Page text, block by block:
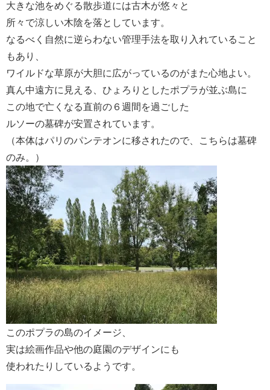
大きな池をめぐる散歩道には古木が悠々と
所々で涼しい木陰を落としています。
なるべく自然に逆らわない管理手法を取り入れていること
もあり、
ワイルドな草原が大胆に広がっているのがまた心地よい。
真ん中遠方に見える、ひょろりとしたポプラが並ぶ島に
この地で亡くなる直前の６週間を過ごした
ルソーの墓碑が安置されています。
（本体はパリのパンテオンに移されたので、こちらは墓碑
のみ。）
このポプラの島のイメージ、
実は絵画作品や他の庭園のデザインにも
使われたりしているようです。